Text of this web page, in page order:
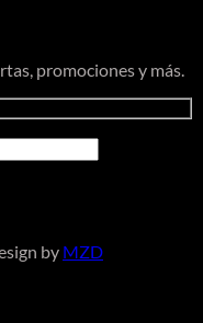
promociones y más.
by MZD